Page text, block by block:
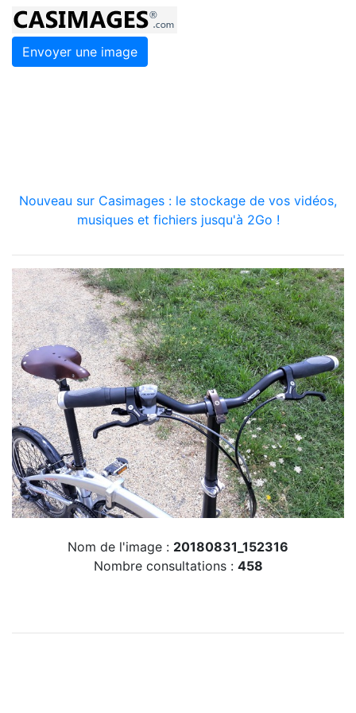
Envoyer une image
Nouveau sur Casimages : le stockage de vos vidéos,
musiques et fichiers jusqu'à 2Go !
Nom de l'image : 20180831_152316
Nombre consultations : 458